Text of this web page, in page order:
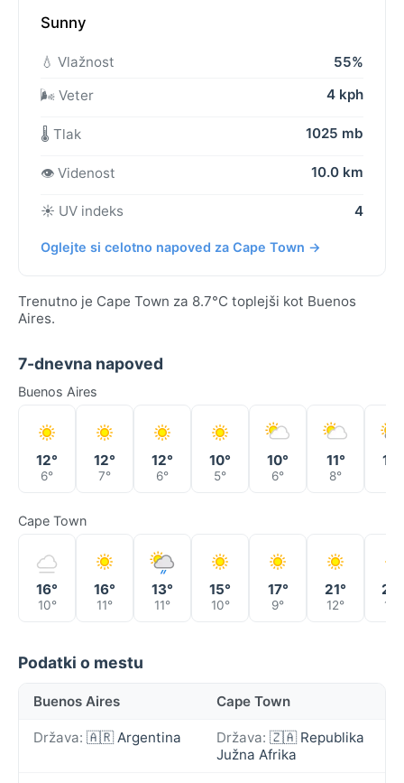
Sunny
💧 Vlažnost
55%
🌬️ Veter
4 kph
🌡️ Tlak 1025 mb
👁️ Videnost 10.0 km
☀️ UV indeks 4
Oglejte si celotno napoved za Cape Town →
Trenutno je Cape Town za 8.7°C toplejši kot Buenos
Aires.
7-dnevna napoved
Buenos Aires
12°
6°
12°
7°
12°
6°
10°
5°
10°
6°
11°
8°
10°
Cape Town
16°
10°
16°
11°
13°
11°
15°
10°
17°
9°
21°
12° 15°
Podatki o mestu
Buenos Aires Cape Town
Država: 🇦🇷 Argentina Država: 🇿🇦 Republika
Južna Afrika